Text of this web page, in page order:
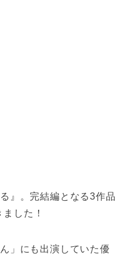
』。完結編となる3作品
した！
」にも出演していた優